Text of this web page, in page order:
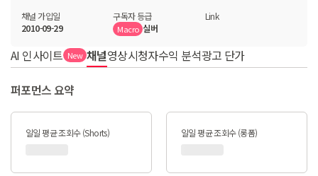
채널 가입일
2010-09-29
구독자 등급
Macro 실버
Link
AI 인사이트 New 채널영상시청자수익 분석광고 단가
퍼포먼스 요약
일일 평균 조회수 (Shorts) 일일 평균 조회수 (롱폼)